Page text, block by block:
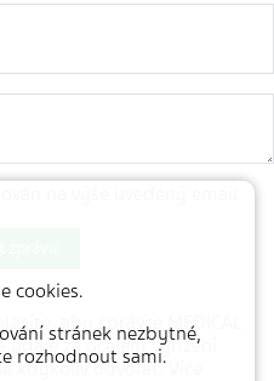
aby správce MEDICAL
údaje za účelem vyřízení
kdykoliv odvolat. Více
cookies.
stránek nezbytné,
rozhodnout sami.